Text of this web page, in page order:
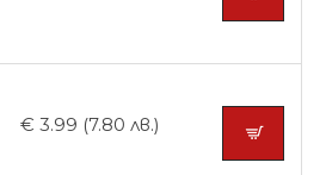
€ 3.99 (7.80 лв.)